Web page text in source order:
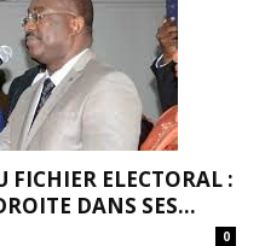
FICHIER ELECTORAL :
DANS SES...
0